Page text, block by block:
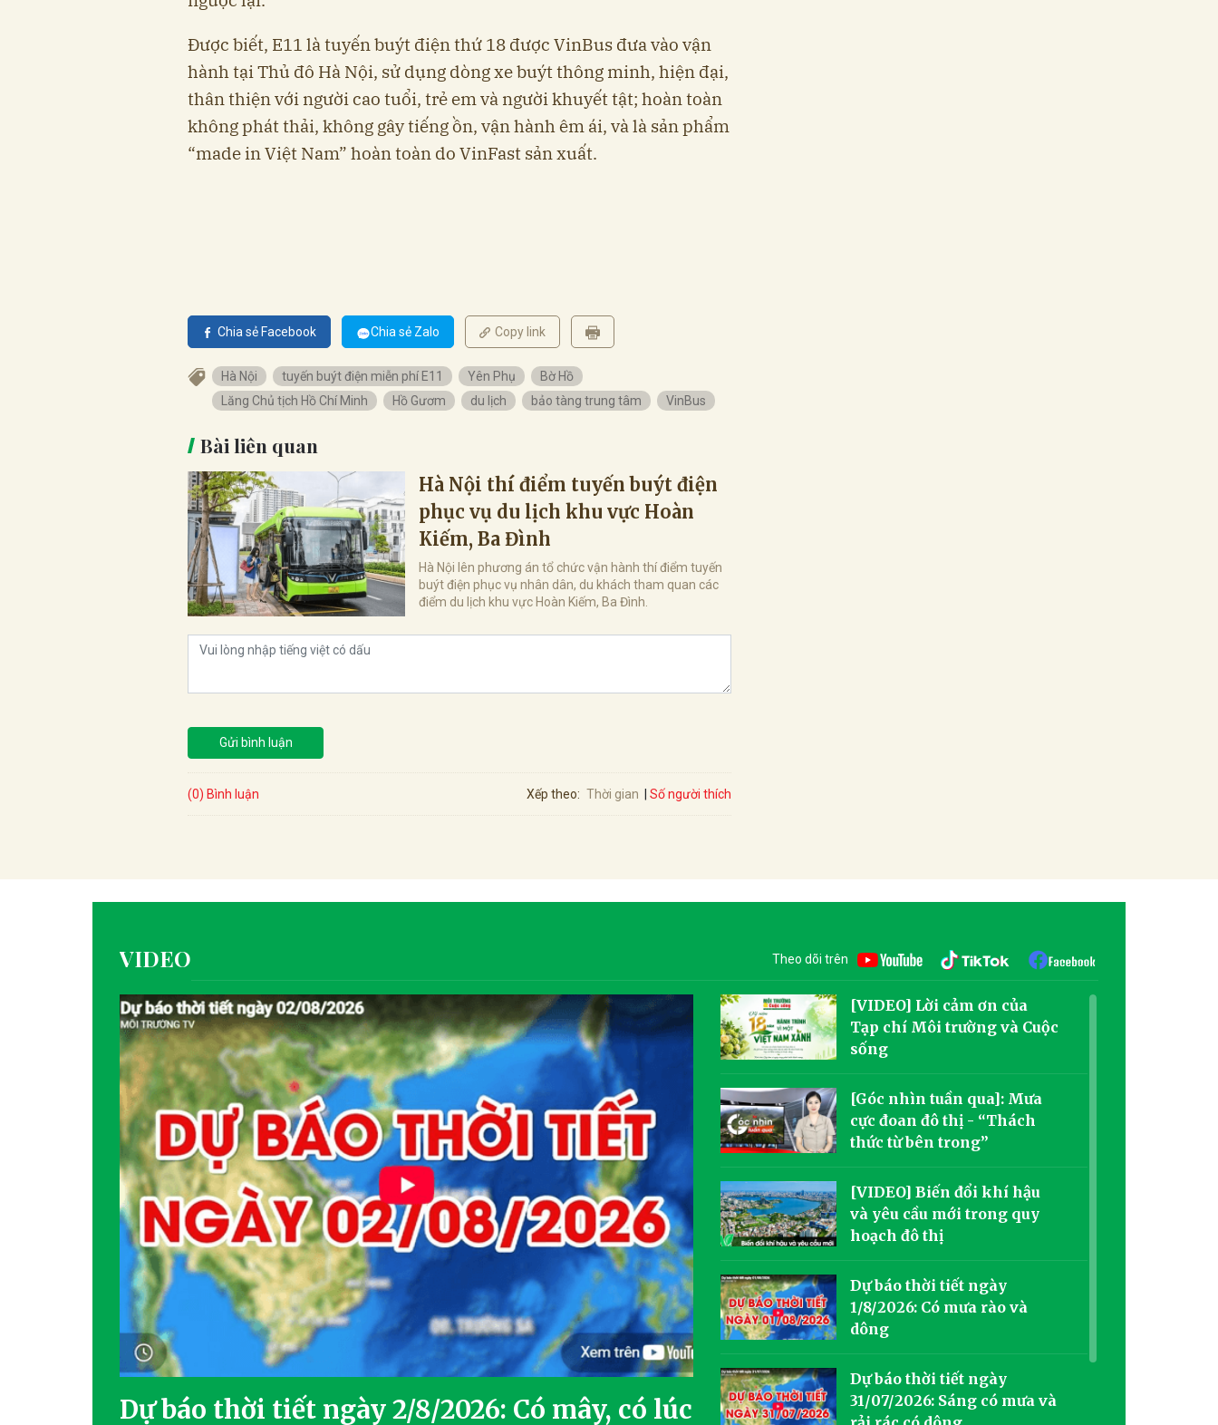
Được biết, E11 là tuyến buýt điện thứ 18 được VinBus đưa vào vận
hành tại Thủ đô Hà Nội, sử dụng dòng xe buýt thông minh, hiện đại,
thân thiện với người cao tuổi, trẻ em và người khuyết tật; hoàn toàn
không phát thải, không gây tiếng ồn, vận hành êm ái, và là sản phẩm
“made in Việt Nam” hoàn toàn do VinFast sản xuất.
Chia sẻ Facebook Chia sẻ Zalo Copy link
Hà Nội tuyến buýt điện miễn phí E11 Yên Phụ
Bờ Hồ
Lăng Chủ tịch Hồ Chí Minh
Hồ Gươm du lịch bảo tàng trung tâm VinBus
Bài liên quan
Hà Nội thí điểm tuyến buýt điện
phục vụ du lịch khu vực Hoàn
Kiếm, Ba Đình
Hà Nội lên phương án tổ chức vận hành thí điểm tuyến
buýt điện phục vụ nhân dân, du khách tham quan các
điểm du lịch khu vực Hoàn Kiếm, Ba Đình.
Gửi bình luận
(0) Bình luận Xếp theo: Thời gian Số người thích
VIDEO Theo dõi trên
Dự báo thời tiết ngày 2/8/2026: Có mây, có lúc
[VIDEO] Lời cảm ơn của
Tạp chí Môi trường và Cuộc
sống
[Góc nhìn tuần qua]: Mưa
cực đoan đô thị - “Thách
thức từ bên trong”
[VIDEO] Biến đổi khí hậu
và yêu cầu mới trong quy
hoạch đô thị
Dự báo thời tiết ngày
1/8/2026: Có mưa rào và
dông
Dự báo thời tiết ngày
31/07/2026: Sáng có mưa và